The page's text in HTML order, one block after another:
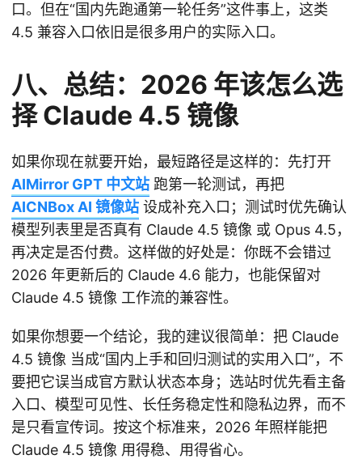
口。但在“国内先跑通第一轮任务”这件事上，这类
4.5 兼容入口依旧是很多用户的实际入口。
八、总结：2026 年该怎么选
择 Claude 4.5 镜像
如果你现在就要开始，最短路径是这样的：先打开
AIMirror GPT 中文站 跑第一轮测试，再把
AICNBox AI 镜像站 设成补充入口；测试时优先确认
模型列表里是否真有 Claude 4.5 镜像 或 Opus 4.5，
再决定是否付费。这样做的好处是：你既不会错过
2026 年更新后的 Claude 4.6 能力，也能保留对
Claude 4.5 镜像 工作流的兼容性。
如果你想要一个结论，我的建议很简单：把 Claude
4.5 镜像 当成“国内上手和回归测试的实用入口”，不
要把它误当成官方默认状态本身；选站时优先看主备
入口、模型可见性、长任务稳定性和隐私边界，而不
是只看宣传词。按这个标准来，2026 年照样能把
Claude 4.5 镜像 用得稳、用得省心。